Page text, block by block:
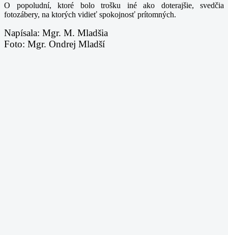
O popoludní, ktoré bolo trošku iné ako doterajšie, svedčia
fotozábery, na ktorých vidieť spokojnosť prítomných.
Napísala: Mgr. M. Mladšia
Foto: Mgr. Ondrej Mladší